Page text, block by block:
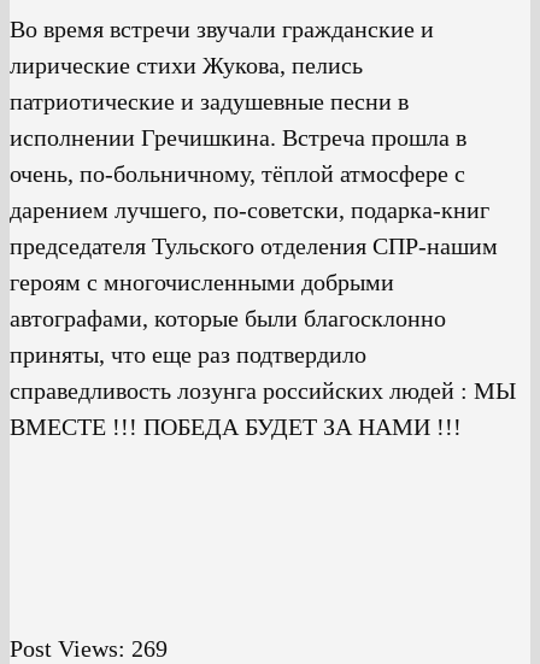
Во время встречи звучали гражданские и
лирические стихи Жукова, пелись
патриотические и задушевные песни в
исполнении Гречишкина. Встреча прошла в
очень, по-больничному, тёплой атмосфере с
дарением лучшего, по-советски, подарка-книг
председателя Тульского отделения СПР-нашим
героям с многочисленными добрыми
автографами, которые были благосклонно
приняты, что еще раз подтвердило
справедливость лозунга российских людей : МЫ
ВМЕСТЕ !!! ПОБЕДА БУДЕТ ЗА НАМИ !!!
Post Views: 269